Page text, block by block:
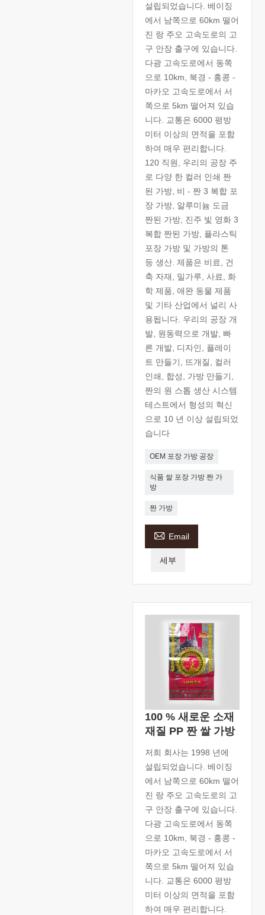
설립되었습니다. 베이징
에서 남쪽으로 60km 떨어
진 랑 주오 고속도로의 고
구 안장 출구에 있습니다.
다광 고속도로에서 동쪽
으로 10km, 북경 - 홍콩 -
마카오 고속도로에서 서
쪽으로 5km 떨어져 있습
니다. 교통은 6000 평방
미터 이상의 면적을 포함
하여 매우 편리합니다.
120 직원, 우리의 공장 주
로 다양 한 컬러 인쇄 짠
된 가방, 비 - 짠 3 복합 포
장 가방, 알루미늄 도금
짠된 가방, 진주 빛 영화 3
복합 짠된 가방, 플라스틱
포장 가방 및 가방의 톤
등 생산. 제품은 비료, 건
축 자재, 밀가루, 사료, 화
학 제품, 애완 동물 제품
및 기타 산업에서 널리 사
용됩니다. 우리의 공장 개
발, 원동력으로 개발, 빠
른 개발, 디자인, 플레이
트 만들기, 뜨개질, 컬러
인쇄, 합성, 가방 만들기,
짠의 원 스톱 생산 시스템
테스트에서 형성의 혁신
으로 10 년 이상 설립되었
습니다
OEM 포장 가방 공장
식품 쌀 포장 가방 짠 가
방
짠 가방
 Email
세부
100 % 새로운 소재
재질 PP 짠 쌀 가방
저희 회사는 1998 년에
설립되었습니다. 베이징
에서 남쪽으로 60km 떨어
진 랑 주오 고속도로의 고
구 안장 출구에 있습니다.
다광 고속도로에서 동쪽
으로 10km, 북경 - 홍콩 -
마카오 고속도로에서 서
쪽으로 5km 떨어져 있습
니다. 교통은 6000 평방
미터 이상의 면적을 포함
하여 매우 편리합니다.